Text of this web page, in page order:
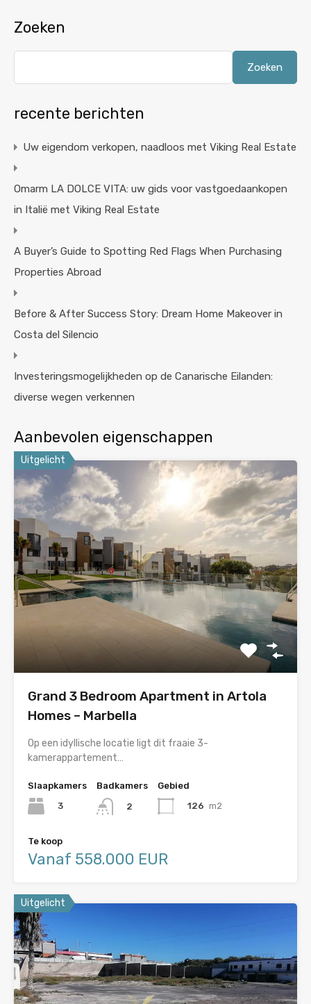
Zoeken
Zoeken
recente berichten
Uw eigendom verkopen, naadloos met Viking Real Estate
Omarm LA DOLCE VITA: uw gids voor vastgoedaankopen
in Italië met Viking Real Estate
A Buyer’s Guide to Spotting Red Flags When Purchasing
Properties Abroad
Before & After Success Story: Dream Home Makeover in
Costa del Silencio
Investeringsmogelijkheden op de Canarische Eilanden:
diverse wegen verkennen
Aanbevolen eigenschappen
Uitgelicht
Grand 3 Bedroom Apartment in Artola
Homes – Marbella
Op een idyllische locatie ligt dit fraaie 3-
kamerappartement…
Slaapkamers
3
Badkamers
2
Gebied
126 m2
Te koop
Vanaf 558.000 EUR
Uitgelicht